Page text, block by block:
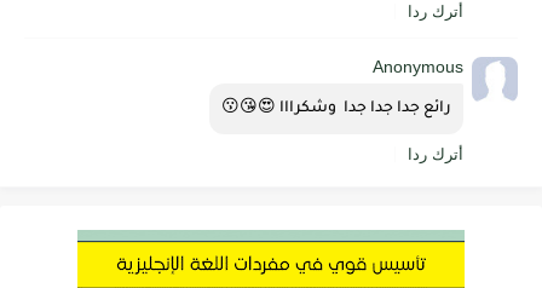
أترك ردا
Anonymous
رائع جدا جدا جدا  وشكرااا 😍😘😗
أترك ردا